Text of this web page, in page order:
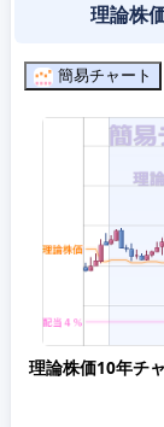
理論株
簡易チャート
理論株価10年チャ